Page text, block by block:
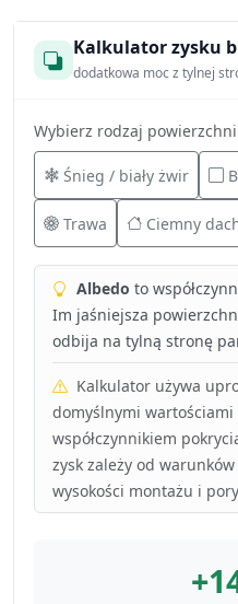
Kalkulator zysku
dodatkowa moc z tylnej
Wybierz rodzaj
Śnieg / biały żwir
Trawa Ciemny
Albedo to
Im jaśniejsza
odbija na tylną stronę
Kalkulator używa
domyślnymi wartościami
współczynnikiem
zysk zależy od
wysokości montażu i